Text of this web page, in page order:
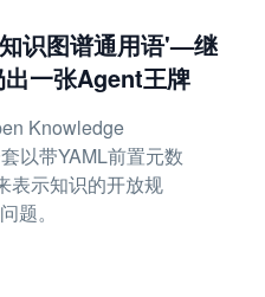
识图谱通用语'—继
一张Agent王牌
Knowledge
以带YAML前置元数
表示知识的开放规
题。